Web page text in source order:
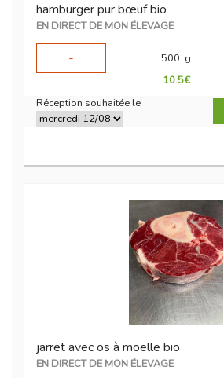
hamburger pur bœuf bio
EN DIRECT DE MON ÉLEVAGE
-
500 g
10.5€
Réception souhaitée le
jarret avec os à moelle bio
EN DIRECT DE MON ÉLEVAGE